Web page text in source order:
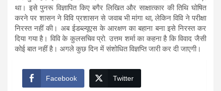
था। इसे पुनरू विज्ञापित किए बगैर लिखित और साक्षात्कार की तिथि घोषित
करने पर शासन ने विवि प्रशासन से जवाब भी मांगा था, लेकिन विवि ने परीक्षा
निरस्त नहीं की। अब ईडब्ल्यूएस के आरक्षण का बहाना बना इसे निरस्त कर
दिया गया है। विवि के कुलसचिव प्रो. उत्तम शर्मा का कहना है कि विवाद जैसी
कोई बात नहीं है। अगले कुछ दिन में संशोधित विज्ञप्ति जारी कर दी जाएगी।
Facebook Twitter